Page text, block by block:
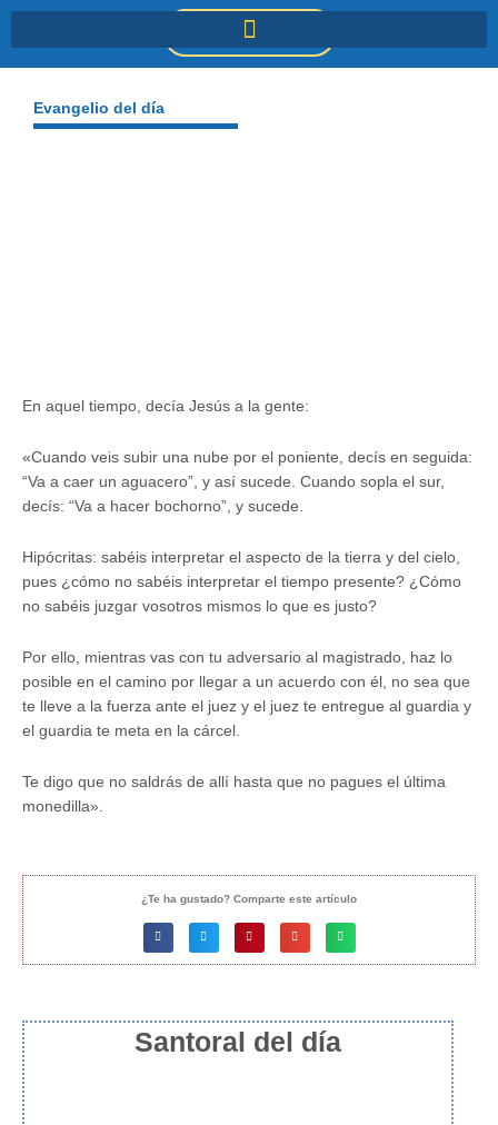
DONACIONES
Evangelio del día
En aquel tiempo, decía Jesús a la gente:
«Cuando veis subir una nube por el poniente, decís en seguida:
“Va a caer un aguacero”, y así sucede. Cuando sopla el sur,
decís: “Va a hacer bochorno”, y sucede.
Hipócritas: sabéis interpretar el aspecto de la tierra y del cielo,
pues ¿cómo no sabéis interpretar el tiempo presente? ¿Cómo
no sabéis juzgar vosotros mismos lo que es justo?
Por ello, mientras vas con tu adversario al magistrado, haz lo
posible en el camino por llegar a un acuerdo con él, no sea que
te lleve a la fuerza ante el juez y el juez te entregue al guardia y
el guardia te meta en la cárcel.
Te digo que no saldrás de allí hasta que no pagues el última
monedilla».
¿Te ha gustado? Comparte este artículo
Santoral del día